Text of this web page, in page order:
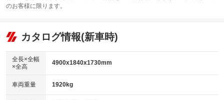
：装備なし
リフトアップ
：装備なし
：装備なし
パワーウィンドウ
アイドリングストップ
：装備あり
TV：ワンセグ
：装備あり
ビジュアル：-／DVD再生
：装備あり
：装備あり
革シート
キーレス
のお客様に限ります。
カタログ情報(新車時)
全長×全幅
×全高
4900x1840x1730mm
車両重量 1920kg